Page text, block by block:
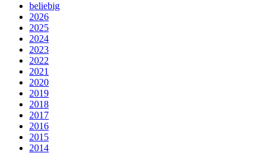
beliebig
2026
2025
2024
2023
2022
2021
2020
2019
2018
2017
2016
2015
2014